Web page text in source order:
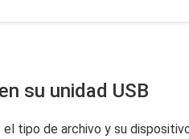
su unidad USB
el tipo de archivo y su